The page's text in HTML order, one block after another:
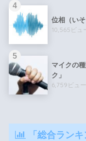
位相（い
10,565ビュ
マイクの
ク」
6,759ビュー
「総合ランキ